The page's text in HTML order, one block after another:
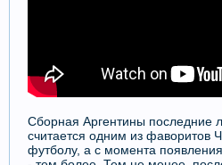
Сборная Аргентины последние
считается одним из фаворитов
футболу, а с момента